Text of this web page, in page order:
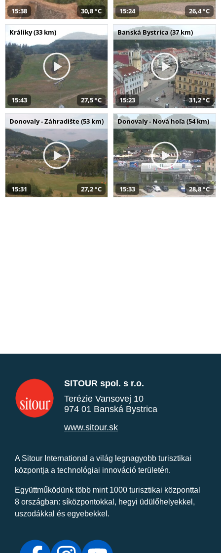
15:38 30,8 °C 15:24 26,4 °C
Králiky (33 km)
15:43 27,5 °C
Banská Bystrica (37 km)
15:23 31,2 °C
Donovaly - Záhradište (53 km)
15:31 27,2 °C
Donovaly - Nová hoľa (54 km)
15:33 28,8 °C
SITOUR spol. s r.o.
Terézie Vansovej 10
974 01 Banská Bystrica
www.sitour.sk
A Sitour International a világ legnagyobb turisztikai
központja a technológiai innováció területén.
Együttműködünk több mint 1000 turisztikai központtal
8 országban: síközpontokkal, hegyi üdülőhelyekkel,
uszodákkal és egyebekkel.